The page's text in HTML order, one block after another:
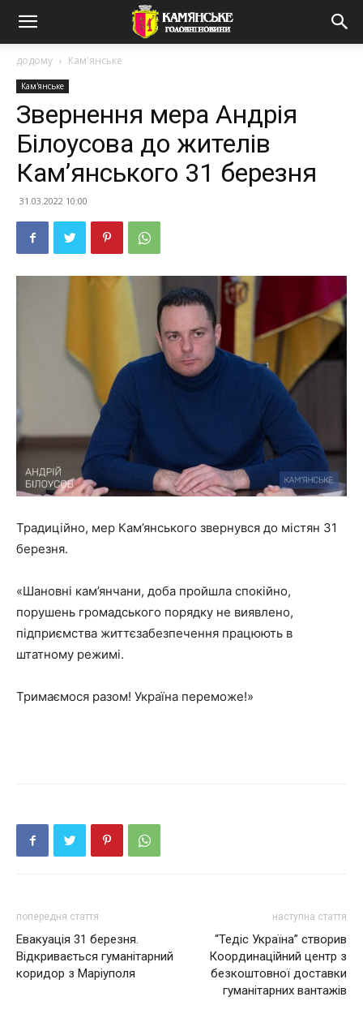
додому Кам'янське
Кам'янське
Звернення мера Андрія
Білоусова до жителів
Кам’янського 31 березня
31.03.2022 10:00
Традиційно, мер Кам’янського звернувся до містян 31
березня.
«Шановні кам’янчани, доба пройшла спокійно,
порушень громадського порядку не виявлено,
підприємства життєзабезпечення працюють в
штатному режимі.
Тримаємося разом! Україна переможе!»
попередня стаття
Евакуація 31 березня.
Відкривається гуманітарний
коридор з Маріуполя
наступна стаття
“Тедіс Україна” створив
Координаційний центр з
безкоштовної доставки
гуманітарних вантажів